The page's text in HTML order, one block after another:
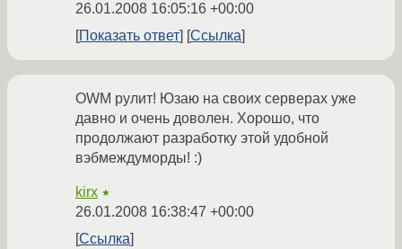
26.01.2008 16:05:16 +00:00
Показать ответ
Ссылка
OWM рулит! Юзаю на своих серверах уже
давно и очень доволен. Хорошо, что
продолжают разработку этой удобной
вэбмеждуморды! :)
kirx ★
26.01.2008 16:38:47 +00:00
Ссылка